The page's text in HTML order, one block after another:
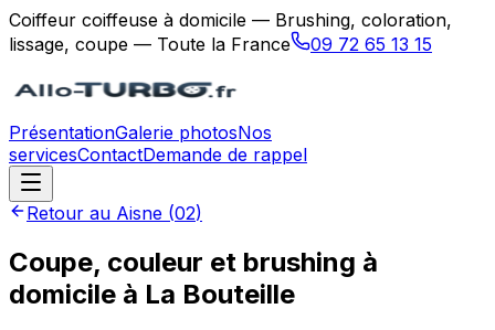
Coiffeur coiffeuse à domicile — Brushing, coloration,
lissage, coupe — Toute la France
09 72 65 13 15
PrésentationGalerie photosNos
servicesContactDemande de rappel
Retour au Aisne (02)
Coupe, couleur et brushing à
domicile à La Bouteille